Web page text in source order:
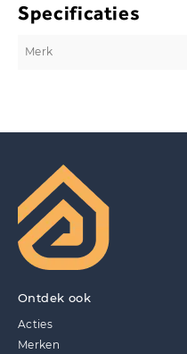
Specificaties
Merk
Ontdek ook
Acties
Merken